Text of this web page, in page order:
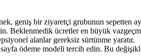
geniş bir ziyaretçi grubunun sepetten
Beklenmedik ücretler en büyük
alanlar gereksiz sürtünme yaratır.
ödeme modeli tercih edin. Bu